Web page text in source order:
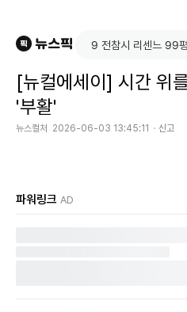
[뉴컬에세이] 시간 위
'부활'
뉴스컬처 2026-06-03 13:45:11 신고
파워링크 AD